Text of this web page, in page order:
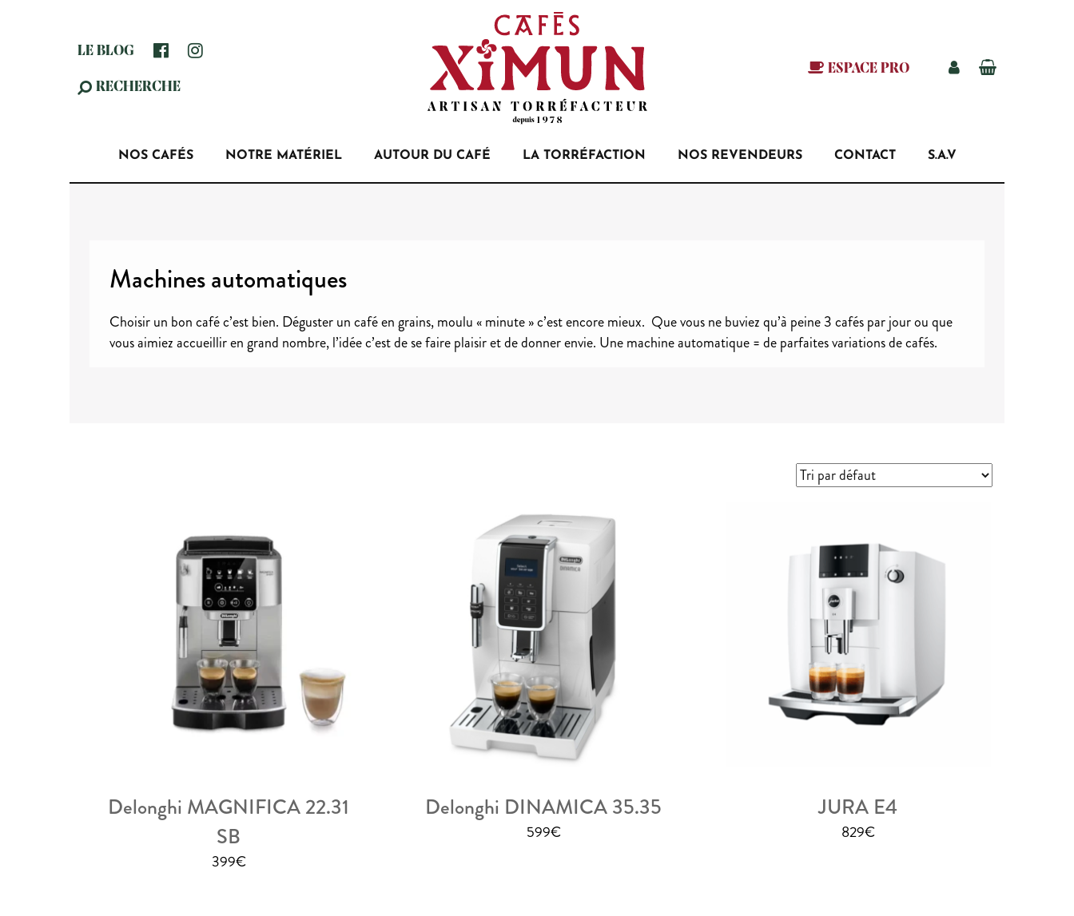
LE BLOG
RECHERCHE
ESPACE PRO
NOS CAFÉS NOTRE MATÉRIEL AUTOUR DU CAFÉ LA TORRÉFACTION NOS REVENDEURS CONTACT S.A.V
Machines automatiques
Choisir un bon café c’est bien. Déguster un café en grains, moulu « minute » c’est encore mieux. Que vous ne buviez qu’à peine 3 cafés par jour ou que
vous aimiez accueillir en grand nombre, l’idée c’est de se faire plaisir et de donner envie. Une machine automatique = de parfaites variations de cafés.
Delonghi MAGNIFICA 22.31
SB
399€
Delonghi DINAMICA 35.35
599€
JURA E4
829€